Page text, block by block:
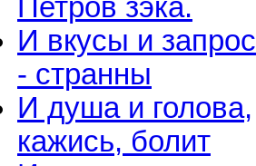
Петров зэка.
И вкусы и
- странны
И душа и голова,
кажись, болит